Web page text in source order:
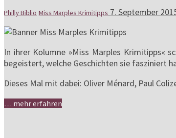
Philly Biblio Miss Marples Krimitipps 7. September
In ihrer Kolumne »Miss Marples Krimitipps«
begeistert, welche Geschichten sie fasziniert
Dieses Mal mit dabei: Oliver Ménard, Paul
… mehr erfahren